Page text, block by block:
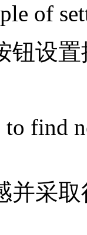
of
钮设置
to find
并采取